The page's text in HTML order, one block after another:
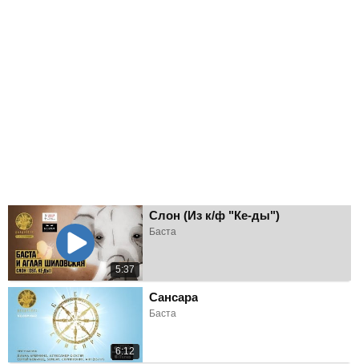
5:37
Слон (Из к/ф "Ке-ды")
Баста
6:12
Сансара
Баста